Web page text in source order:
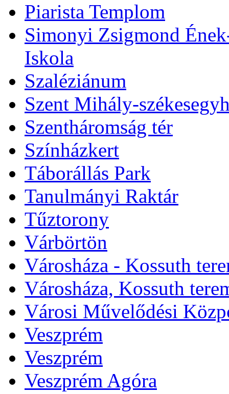
Piarista Templom
Simonyi Zsigmond
Iskola
Szaléziánum
Szent Mihály-
Szentháromság tér
Színházkert
Táborállás Park
Tanulmányi Raktár
Tűztorony
Várbörtön
Városháza - Kossuth
Városháza, Kossuth
Városi Művelődési
Veszprém
Veszprém
Veszprém Agóra